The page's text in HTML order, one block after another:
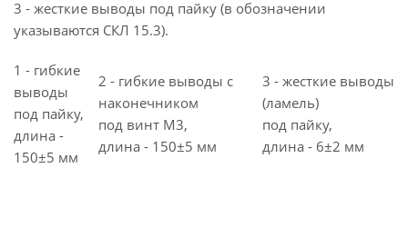
3 - жесткие выводы под пайку (в обозначении
указываются СКЛ 15.3).
1 - гибкие
выводы
под пайку,
длина -
150±5 мм
2 - гибкие выводы с
наконечником
под винт M3,
длина - 150±5 мм
3 - жесткие выводы
(ламель)
под пайку,
длина - 6±2 мм